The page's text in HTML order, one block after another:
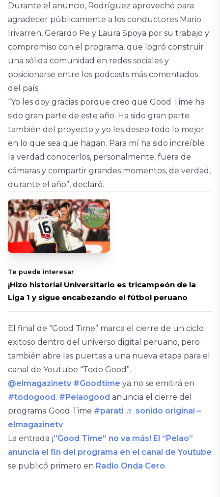
Durante el anuncio, Rodríguez aprovechó para
agradecer públicamente a los conductores Mario
Irivarren, Gerardo Pe y Laura Spoya por su trabajo y
compromiso con el programa, que logró construir
una sólida comunidad en redes sociales y
posicionarse entre los podcasts más comentados
del país.
“Yo les doy gracias porque creo que Good Time ha
sido gran parte de este año. Ha sido gran parte
también del proyecto y yo les deseo todo lo mejor
en lo que sea que hagan. Para mí ha sido increíble
la verdad conocerlos, personalmente, fuera de
cámaras y compartir grandes momentos, de verdad,
durante el año”, declaró.
Te puede interesar
¡Hizo historia! Universitario es tricampeón de la
Liga 1 y sigue encabezando el fútbol peruano
El final de “Good Time” marca el cierre de un ciclo
exitoso dentro del universo digital peruano, pero
también abre las puertas a una nueva etapa para el
canal de Youtube “Todo Good”.
@elmagazinetv #Goodtime ya no se emitirá en
#todogood. #Pelaogood anuncia el cierre del
programa Good Time #parati ♬ sonido original –
elmagazinetv
La entrada ¡”Good Time” no va más! El “Pelao”
anuncia el fin del programa en el canal de Youtube
se publicó primero en Radio Onda Cero.